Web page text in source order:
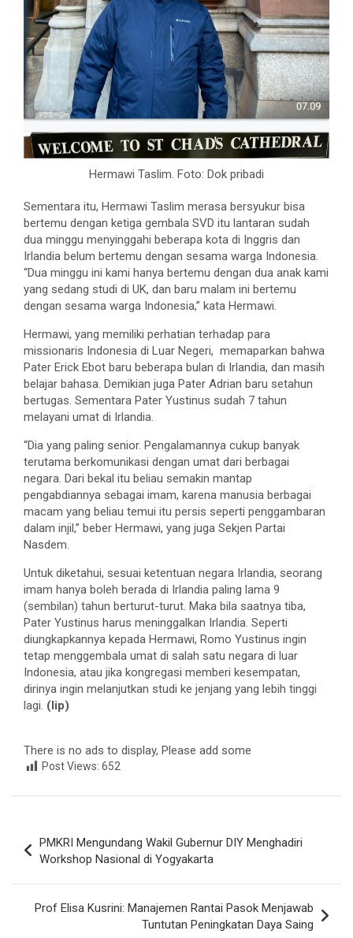
Hermawi Taslim. Foto: Dok pribadi
Sementara itu, Hermawi Taslim merasa bersyukur bisa
bertemu dengan ketiga gembala SVD itu lantaran sudah
dua minggu menyinggahi beberapa kota di Inggris dan
Irlandia belum bertemu dengan sesama warga Indonesia.
“Dua minggu ini kami hanya bertemu dengan dua anak kami
yang sedang studi di UK, dan baru malam ini bertemu
dengan sesama warga Indonesia,” kata Hermawi.
Hermawi, yang memiliki perhatian terhadap para
missionaris Indonesia di Luar Negeri, memaparkan bahwa
Pater Erick Ebot baru beberapa bulan di Irlandia, dan masih
belajar bahasa. Demikian juga Pater Adrian baru setahun
bertugas. Sementara Pater Yustinus sudah 7 tahun
melayani umat di Irlandia.
“Dia yang paling senior. Pengalamannya cukup banyak
terutama berkomunikasi dengan umat dari berbagai
negara. Dari bekal itu beliau semakin mantap
pengabdiannya sebagai imam, karena manusia berbagai
macam yang beliau temui itu persis seperti penggambaran
dalam injil,” beber Hermawi, yang juga Sekjen Partai
Nasdem.
Untuk diketahui, sesuai ketentuan negara Irlandia, seorang
imam hanya boleh berada di Irlandia paling lama 9
(sembilan) tahun berturut-turut. Maka bila saatnya tiba,
Pater Yustinus harus meninggalkan Irlandia. Seperti
diungkapkannya kepada Hermawi, Romo Yustinus ingin
tetap menggembala umat di salah satu negara di luar
Indonesia, atau jika kongregasi memberi kesempatan,
dirinya ingin melanjutkan studi ke jenjang yang lebih tinggi
lagi. (lip)
There is no ads to display, Please add some
Post Views: 652
pos
PMKRI Mengundang Wakil Gubernur DIY Menghadiri
Workshop Nasional di Yogyakarta
Prof Elisa Kusrini: Manajemen Rantai Pasok Menjawab
Tuntutan Peningkatan Daya Saing